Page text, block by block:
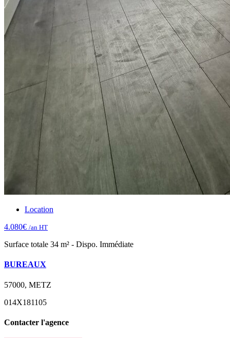
Location
4.080€ /an HT
Surface totale 34 m² - Dispo. Immédiate
BUREAUX
57000, METZ
014X181105
Contacter l'agence